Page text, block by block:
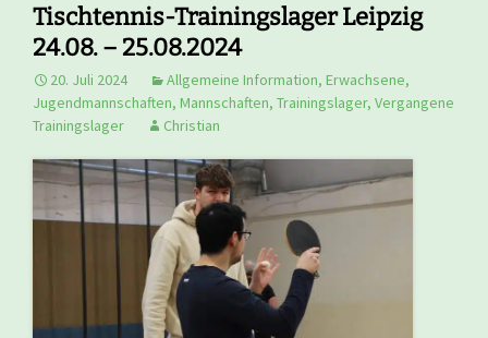
Tischtennis-Trainingslager Leipzig
24.08. – 25.08.2024
20. Juli 2024 Allgemeine Information, Erwachsene,
Jugendmannschaften, Mannschaften, Trainingslager, Vergangene
Trainingslager
Christian